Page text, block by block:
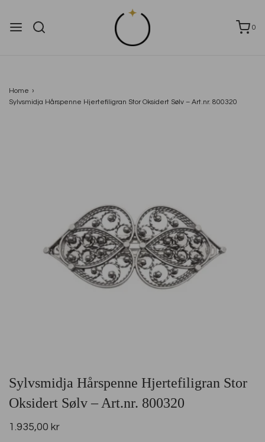
0
Home ›
Sylvsmidja Hårspenne Hjertefiligran Stor Oksidert Sølv – Art.nr. 800320
Sylvsmidja Hårspenne Hjertefiligran Stor
Oksidert Sølv – Art.nr. 800320
1.935,00 kr